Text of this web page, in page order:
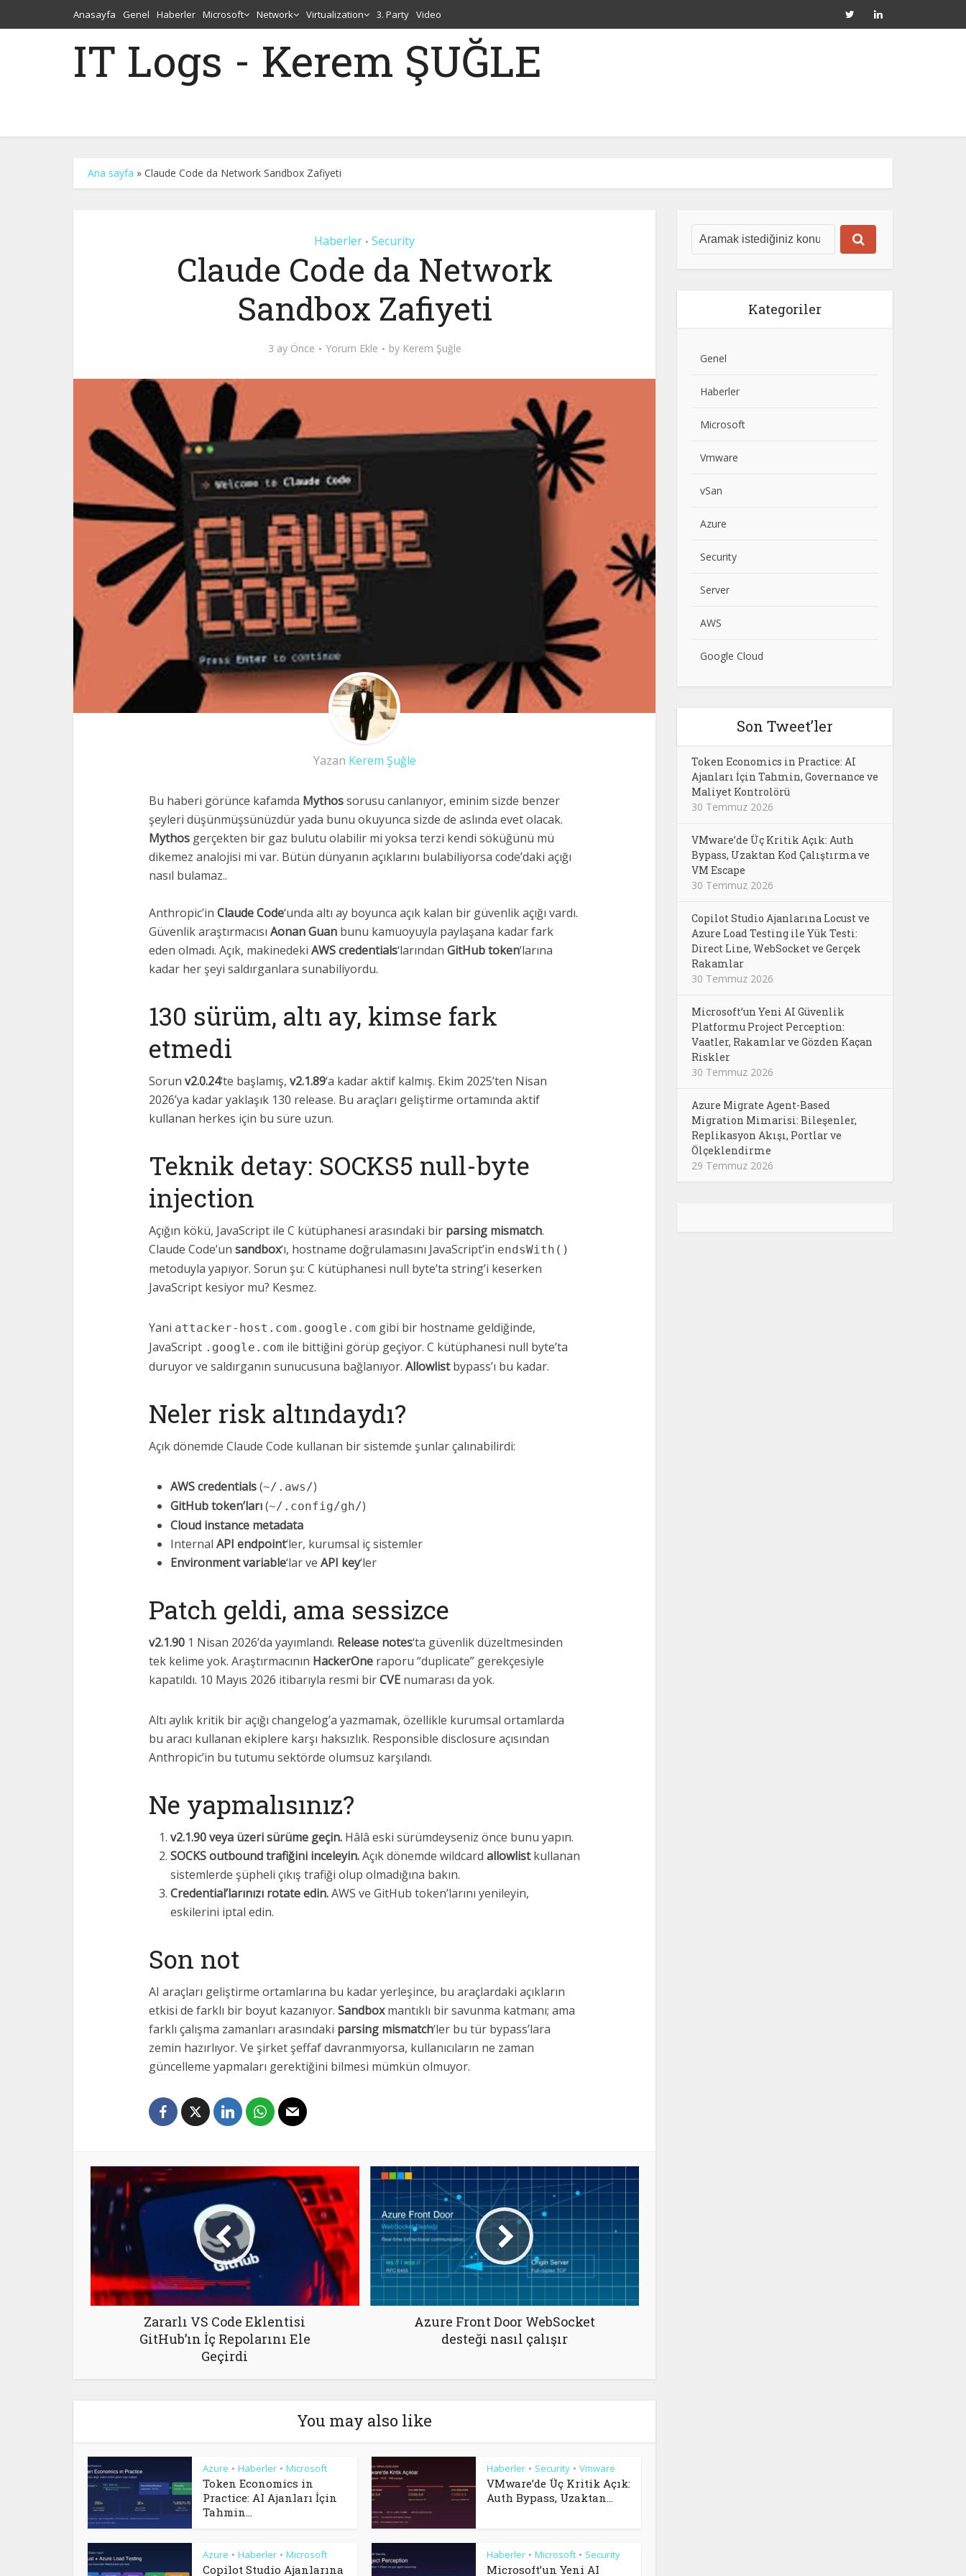
Anasayfa Genel Haberler Microsoft Network Virtualization 3. Party Video
IT Logs - Kerem ŞUĞLE
Ana sayfa » Claude Code da Network Sandbox Zafiyeti
Haberler • Security
Claude Code da Network
Sandbox Zafiyeti
3 ay Önce Yorum Ekle by Kerem Şuğle
Yazan Kerem Şuğle
Bu haberi görünce kafamda Mythossorusu canlanıyor, eminim sizde benzer
şeyleri düşünmüşsünüzdür yada bunu okuyunca sizde de aslında evet olacak.
Mythos gerçekten bir gaz bulutu olabilir mi yoksa terzi kendi söküğünü mü
dikemez analojisi mi var. Bütün dünyanın açıklarını bulabiliyorsa code’daki açığı
nasıl bulamaz..
Anthropic’in Claude Code‘unda altı ay boyunca açık kalan bir güvenlik açığı vardı.
Güvenlik araştırmacısı Aonan Guan bunu kamuoyuyla paylaşana kadar fark
eden olmadı. Açık, makinedeki AWS credentials‘larından GitHub token‘larına
kadar her şeyi saldırganlara sunabiliyordu.
130 sürüm, altı ay, kimse fark
etmedi
Sorun v2.0.24‘te başlamış, v2.1.89‘a kadar aktif kalmış. Ekim 2025’ten Nisan
2026’ya kadar yaklaşık 130 release. Bu araçları geliştirme ortamında aktif
kullanan herkes için bu süre uzun.
Teknik detay: SOCKS5 null-byte
injection
Açığın kökü, JavaScript ile C kütüphanesi arasındaki bir parsing mismatch.
Claude Code’un sandbox‘ı, hostname doğrulamasını JavaScript’in endsWith()
metoduyla yapıyor. Sorun şu: C kütüphanesi null byte’ta string’i keserken
JavaScript kesiyor mu? Kesmez.
Yani attacker-host.com.google.com gibi bir hostname geldiğinde,
JavaScript .google.com ile bittiğini görüp geçiyor. C kütüphanesi null byte’ta
duruyor ve saldırganın sunucusuna bağlanıyor. Allowlistbypass’ı bu kadar.
Neler risk altındaydı?
Açık dönemde Claude Code kullanan bir sistemde şunlar çalınabilirdi:
AWS credentials(~/.aws/)
GitHub token’ları(~/.config/gh/)
Cloud instance metadata
Internal API endpoint‘ler, kurumsal iç sistemler
Environment variable‘lar ve API key‘ler
Patch geldi, ama sessizce
v2.1.90 1 Nisan 2026’da yayımlandı. Release notes‘ta güvenlik düzeltmesinden
tek kelime yok. Araştırmacının HackerOne raporu “duplicate” gerekçesiyle
kapatıldı. 10 Mayıs 2026 itibarıyla resmi birCVE numarası da yok.
Altı aylık kritik bir açığı changelog’a yazmamak, özellikle kurumsal ortamlarda
bu aracı kullanan ekiplere karşı haksızlık. Responsible disclosure açısından
Anthropic’in bu tutumu sektörde olumsuz karşılandı.
Ne yapmalısınız?
v2.1.90 veya üzeri sürüme geçin. Hâlâ eski sürümdeyseniz önce bunu yapın.
SOCKS outbound trafiğini inceleyin.Açık dönemde wildcard allowlistkullanan
sistemlerde şüpheli çıkış trafiği olup olmadığına bakın.
Credential’larınızı rotate edin.AWS ve GitHub token’larını yenileyin,
eskilerini iptal edin.
Son not
AI araçları geliştirme ortamlarına bu kadar yerleşince, bu araçlardaki açıkların
etkisi de farklı bir boyut kazanıyor. Sandboxmantıklı bir savunma katmanı; ama
farklı çalışma zamanları arasındaki parsing mismatch‘ler bu tür bypass’lara
zemin hazırlıyor. Ve şirket şeffaf davranmıyorsa, kullanıcıların ne zaman
güncelleme yapmaları gerektiğini bilmesi mümkün olmuyor.
Zararlı VS Code Eklentisi
GitHub’ın İç Repolarını Ele
Geçirdi
Azure Front Door WebSocket
desteği nasıl çalışır
You may also like
Azure • Haberler • Microsoft
Token Economics in
Practice: AI Ajanları İçin
Tahmin...
Haberler • Security • Vmware
VMware’de Üç Kritik Açık:
Auth Bypass, Uzaktan...
Azure • Haberler • Microsoft
Copilot Studio Ajanlarına
Haberler • Microsoft • Security
Microsoft’un Yeni AI
Kategoriler
Genel
Haberler
Microsoft
Vmware
vSan
Azure
Security
Server
AWS
Google Cloud
Son Tweet’ler
Token Economics in Practice: AI
Ajanları İçin Tahmin, Governance ve
Maliyet Kontrolörü
30 Temmuz 2026
VMware’de Üç Kritik Açık: Auth
Bypass, Uzaktan Kod Çalıştırma ve
VM Escape
30 Temmuz 2026
Copilot Studio Ajanlarına Locust ve
Azure Load Testing ile Yük Testi:
Direct Line, WebSocket ve Gerçek
Rakamlar
30 Temmuz 2026
Microsoft’un Yeni AI Güvenlik
Platformu Project Perception:
Vaatler, Rakamlar ve Gözden Kaçan
Riskler
30 Temmuz 2026
Azure Migrate Agent-Based
Migration Mimarisi: Bileşenler,
Replikasyon Akışı, Portlar ve
Ölçeklendirme
29 Temmuz 2026